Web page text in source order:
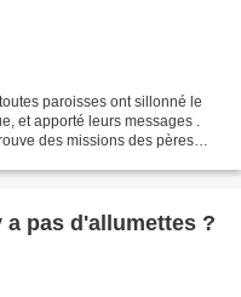
paroisses ont sillonné le
et apporté leurs messages .
des missions des pères
a pas d'allumettes ?